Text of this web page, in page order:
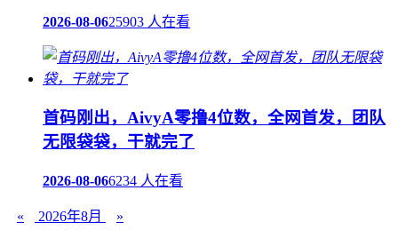
2026-08-0625903 人在看
首码刚出，AivyA零撸4位数，全网首发，团队
无限袋袋，干就完了
2026-08-066234 人在看
« 2026年8月 »